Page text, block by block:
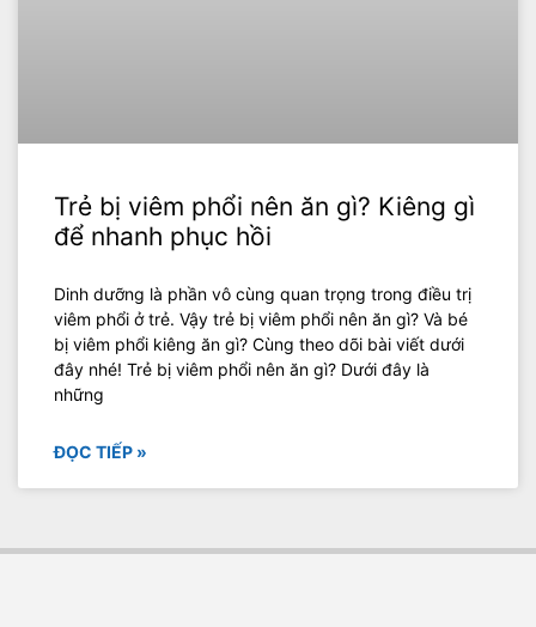
Trẻ bị viêm phổi nên ăn gì? Kiêng gì
để nhanh phục hồi
Dinh dưỡng là phần vô cùng quan trọng trong điều trị
viêm phổi ở trẻ. Vậy trẻ bị viêm phổi nên ăn gì? Và bé
bị viêm phổi kiêng ăn gì? Cùng theo dõi bài viết dưới
đây nhé! Trẻ bị viêm phổi nên ăn gì? Dưới đây là
những
ĐỌC TIẾP »